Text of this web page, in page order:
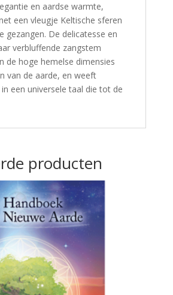
en aardse warmte,
een vleugje Keltische sferen
gezangen. De delicatesse en
verbluffende zangstem
de hoge hemelse dimensies
van de aarde, en weeft
een universele taal die tot de
producten